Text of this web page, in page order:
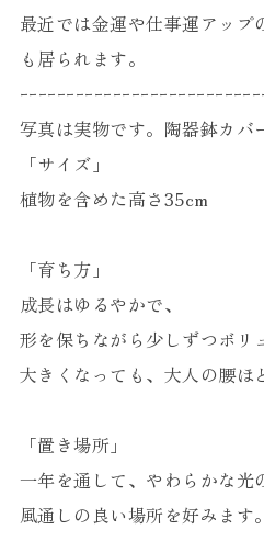
最近では金運や仕事運アップ
も居られます。
ｰｰｰｰｰｰｰｰｰｰｰｰｰｰｰｰｰｰｰｰｰｰｰｰｰ
写真は実物です。陶器鉢カバ
「サイズ」
植物を含めた高さ35cm
「育ち方」
成長はゆるやかで、
形を保ちながら少しずつボリ
大きくなっても、大人の腰ほ
「置き場所」
一年を通して、やわらかな光
風通しの良い場所を好みます。